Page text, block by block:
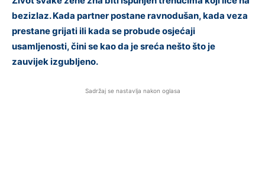
bezizlaz. Kada partner postane ravnodušan, kada veza
prestane grijati ili kada se probude osjećaji
usamljenosti, čini se kao da je sreća nešto što je
zauvijek izgubljeno.
Sadržaj se nastavlja nakon oglasa